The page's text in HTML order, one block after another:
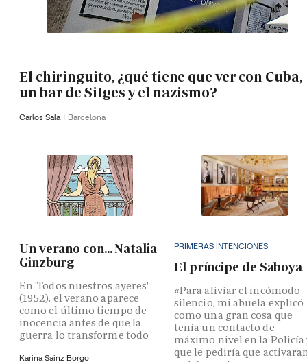
El chiringuito, ¿qué tiene que ver con Cuba,
un bar de Sitges y el nazismo?
Carlos Sala Barcelona
Un verano con... Natalia
Ginzburg
En 'Todos nuestros ayeres'
(1952), el verano aparece
como el último tiempo de
inocencia antes de que la
guerra lo transforme todo
Karina Sainz Borgo
PRIMERAS INTENCIONES
El príncipe de Saboya
«Para aliviar el incómodo
silencio, mi abuela explicó
como una gran cosa que
tenía un contacto de
máximo nivel en la Policía
que le pediría que